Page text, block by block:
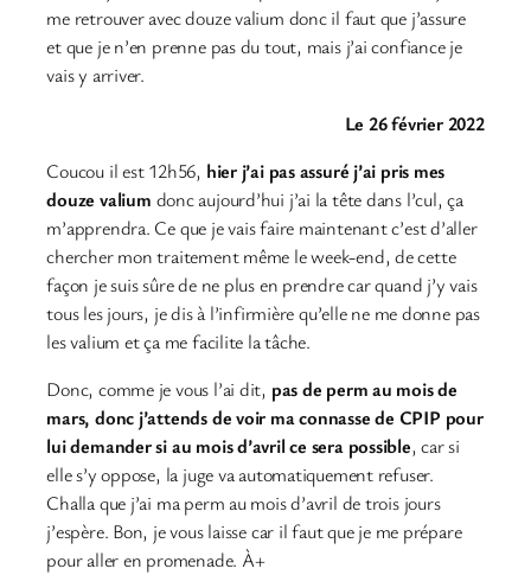
me retrouver avec douze valium donc il faut que j’assure
et que je n’en prenne pas du tout, mais j’ai confiance je
vais y arriver.
Le 26 février 2022
Coucou il est 12h56, hier j’ai pas assuré j’ai pris mes
douze valium donc aujourd’hui j’ai la tête dans l’cul, ça
m’apprendra. Ce que je vais faire maintenant c’est d’aller
chercher mon traitement même le week-end, de cette
façon je suis sûre de ne plus en prendre car quand j’y vais
tous les jours, je dis à l’infirmière qu’elle ne me donne pas
les valium et ça me facilite la tâche.
Donc, comme je vous l’ai dit, pas de perm au mois de
mars, donc j’attends de voir ma connasse de CPIP pour
lui demander si au mois d’avril ce sera possible, car si
elle s’y oppose, la juge va automatiquement refuser.
Challa que j’ai ma perm au mois d’avril de trois jours
j’espère. Bon, je vous laisse car il faut que je me prépare
pour aller en promenade. À+